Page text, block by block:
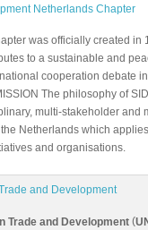
Netherlands Chapter
was officially created
to a sustainable and
cooperation debate
The philosophy of
multi-stakeholder and
Netherlands which
and organisations.
and Development
Trade and Development (